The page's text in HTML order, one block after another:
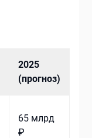
2025
(прогноз)
65 млрд
₽